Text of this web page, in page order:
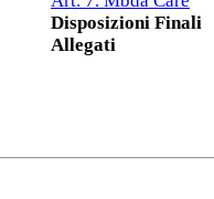
Disposizioni Finali
Allegati